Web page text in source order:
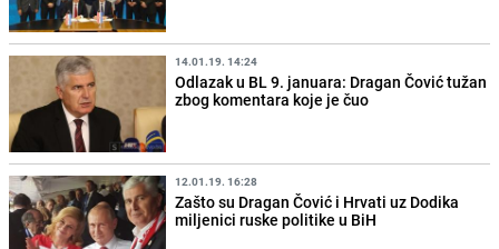
14.01.19. 14:24
Odlazak u BL 9. januara: Dragan Čović tužan
zbog komentara koje je čuo
12.01.19. 16:28
Zašto su Dragan Čović i Hrvati uz Dodika
miljenici ruske politike u BiH